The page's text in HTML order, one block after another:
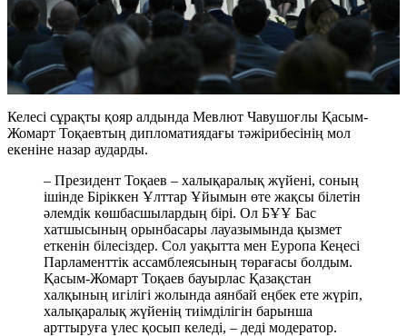
Келесі сұрақты қояр алдында Мевлют Чавушоғлы Қасым-
Жомарт Тоқаевтың дипломатиядағы тәжірибесінің мол
екеніне назар аударды.
– Президент Тоқаев – халықаралық жүйені, соның
ішінде Біріккен Ұлттар Ұйымын өте жақсы білетін
әлемдік көшбасшылардың бірі. Ол БҰҰ Бас
хатшысының орынбасары лауазымында қызмет
еткенін білесіздер. Сол уақытта мен Еуропа Кеңесі
Парламенттік ассамблеясының төрағасы болдым.
Қасым-Жомарт Тоқаев бауырлас Қазақстан
халқының игілігі жолында аянбай еңбек ете жүріп,
халықаралық жүйенің тиімділігін барынша
арттыруға үлес қосып келеді, – деді модератор.